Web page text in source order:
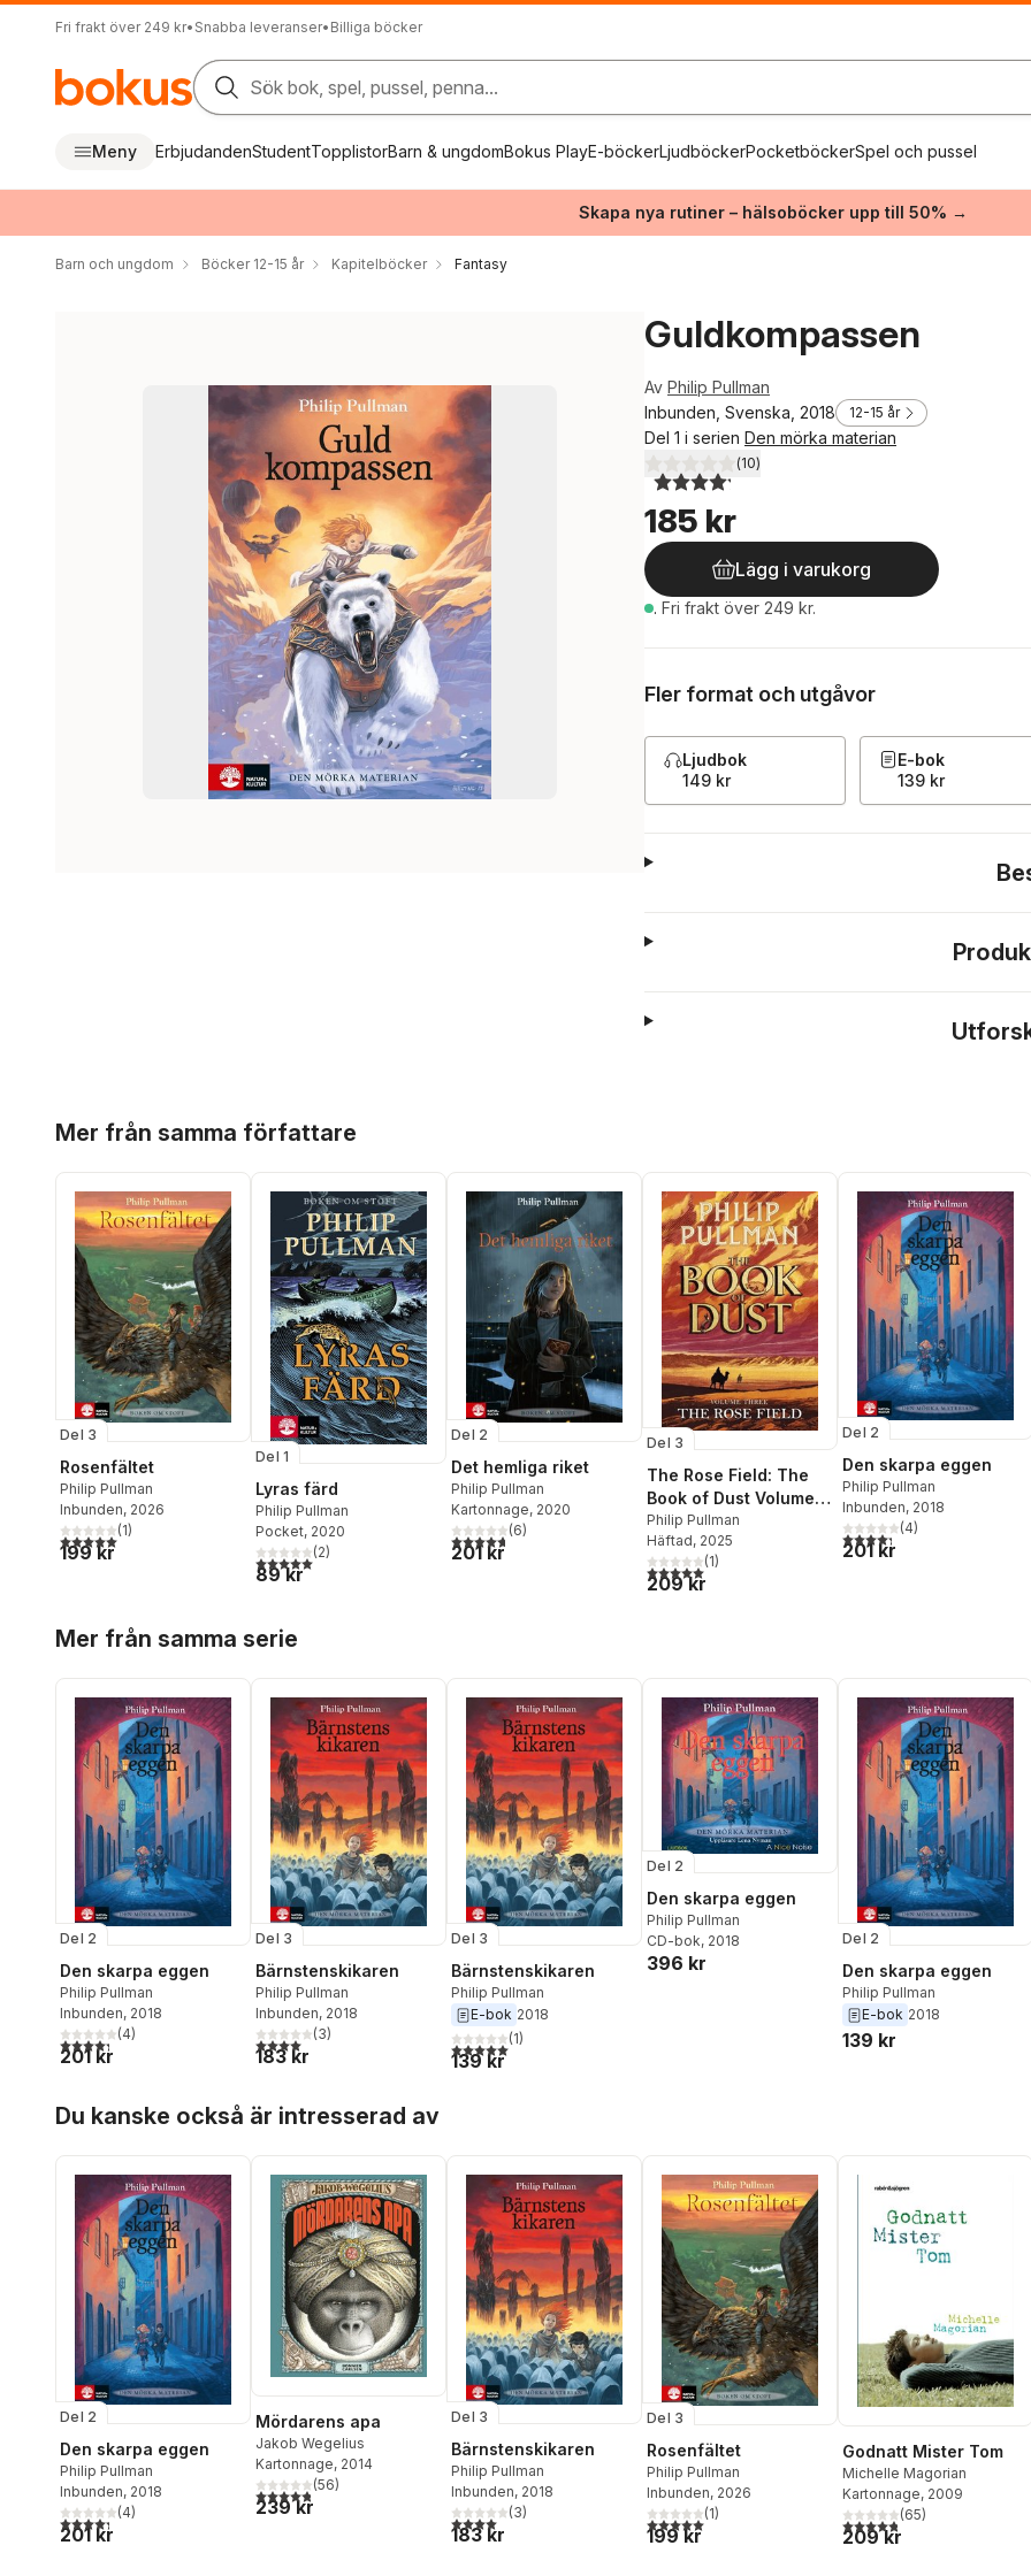
Fri frakt över 249 kr• Snabba leveranser• Billiga böcker
Sök bok, spel, pussel, penna...
Meny ErbjudandenStudentTopplistorBarn & ungdomBokus PlayE-böckerLjudböckerPocketböckerSpel och pussel
Skapa nya rutiner – hälsoböcker upp till 50% →
Barn och ungdom Böcker 12-15 år Kapitelböcker Fantasy
Guldkompassen
Av Philip Pullman
Inbunden, Svenska, 2018
12-15 år
Del 1 i serien Den mörka materian
4,2utav 5 stjärnor. Totalt antal röster:
(10)
185 kr
Lägg i varukorg
. Fri frakt över 249 kr.
Fler format och utgåvor
Ljudbok
149 kr
E-bok
139 kr
Mer från samma författare
Del 3
Rosenfältet
Philip Pullman
Inbunden, 2026
5,0utav 5 stjärnor. Totalt antal röster:
(1)
199 kr
Del 1
Lyras färd
Philip Pullman
Pocket, 2020
5,0utav 5 stjärnor. Totalt antal röster:
(2)
89 kr
Del 2
Det hemliga riket
Philip Pullman
Kartonnage, 2020
4,7utav 5 stjärnor. Totalt antal röster:
(6)
201 kr
Del 3
The Rose Field: The
Book of Dust Volume
Three
Philip Pullman
Häftad, 2025
5,0utav 5 stjärnor. Totalt antal röster:
(1)
209 kr
Del 2
Den skarpa eggen
Philip Pullman
Inbunden, 2018
4,3utav 5 stjärnor. Totalt
(4)
201 kr
Mer från samma serie
Del 2
Den skarpa eggen
Philip Pullman
Inbunden, 2018
4,3utav 5 stjärnor. Totalt antal röster:
(4)
201 kr
Del 3
Bärnstenskikaren
Philip Pullman
Inbunden, 2018
4,0utav 5 stjärnor. Totalt antal röster:
(3)
183 kr
Del 3
Bärnstenskikaren
Philip Pullman
E-bok 2018
5,0utav 5 stjärnor. Totalt antal röster:
(1)
139 kr
Del 2
Den skarpa eggen
Philip Pullman
CD-bok, 2018
396 kr
Del 2
Den skarpa eggen
Philip Pullman
E-bok 2018
139 kr
Du kanske också är intresserad av
Del 2
Den skarpa eggen
Philip Pullman
Inbunden, 2018
4,3utav 5 stjärnor. Totalt antal röster:
(4)
201 kr
Mördarens apa
Jakob Wegelius
Kartonnage, 2014
4,8utav 5 stjärnor. Totalt antal röster:
(56)
239 kr
Del 3
Bärnstenskikaren
Philip Pullman
Inbunden, 2018
4,0utav 5 stjärnor. Totalt antal röster:
(3)
183 kr
Del 3
Rosenfältet
Philip Pullman
Inbunden, 2026
5,0utav 5 stjärnor. Totalt antal röster:
(1)
199 kr
Godnatt Mister Tom
Michelle Magorian
Kartonnage, 2009
4,8utav 5 stjärnor. Totalt
(65)
209 kr